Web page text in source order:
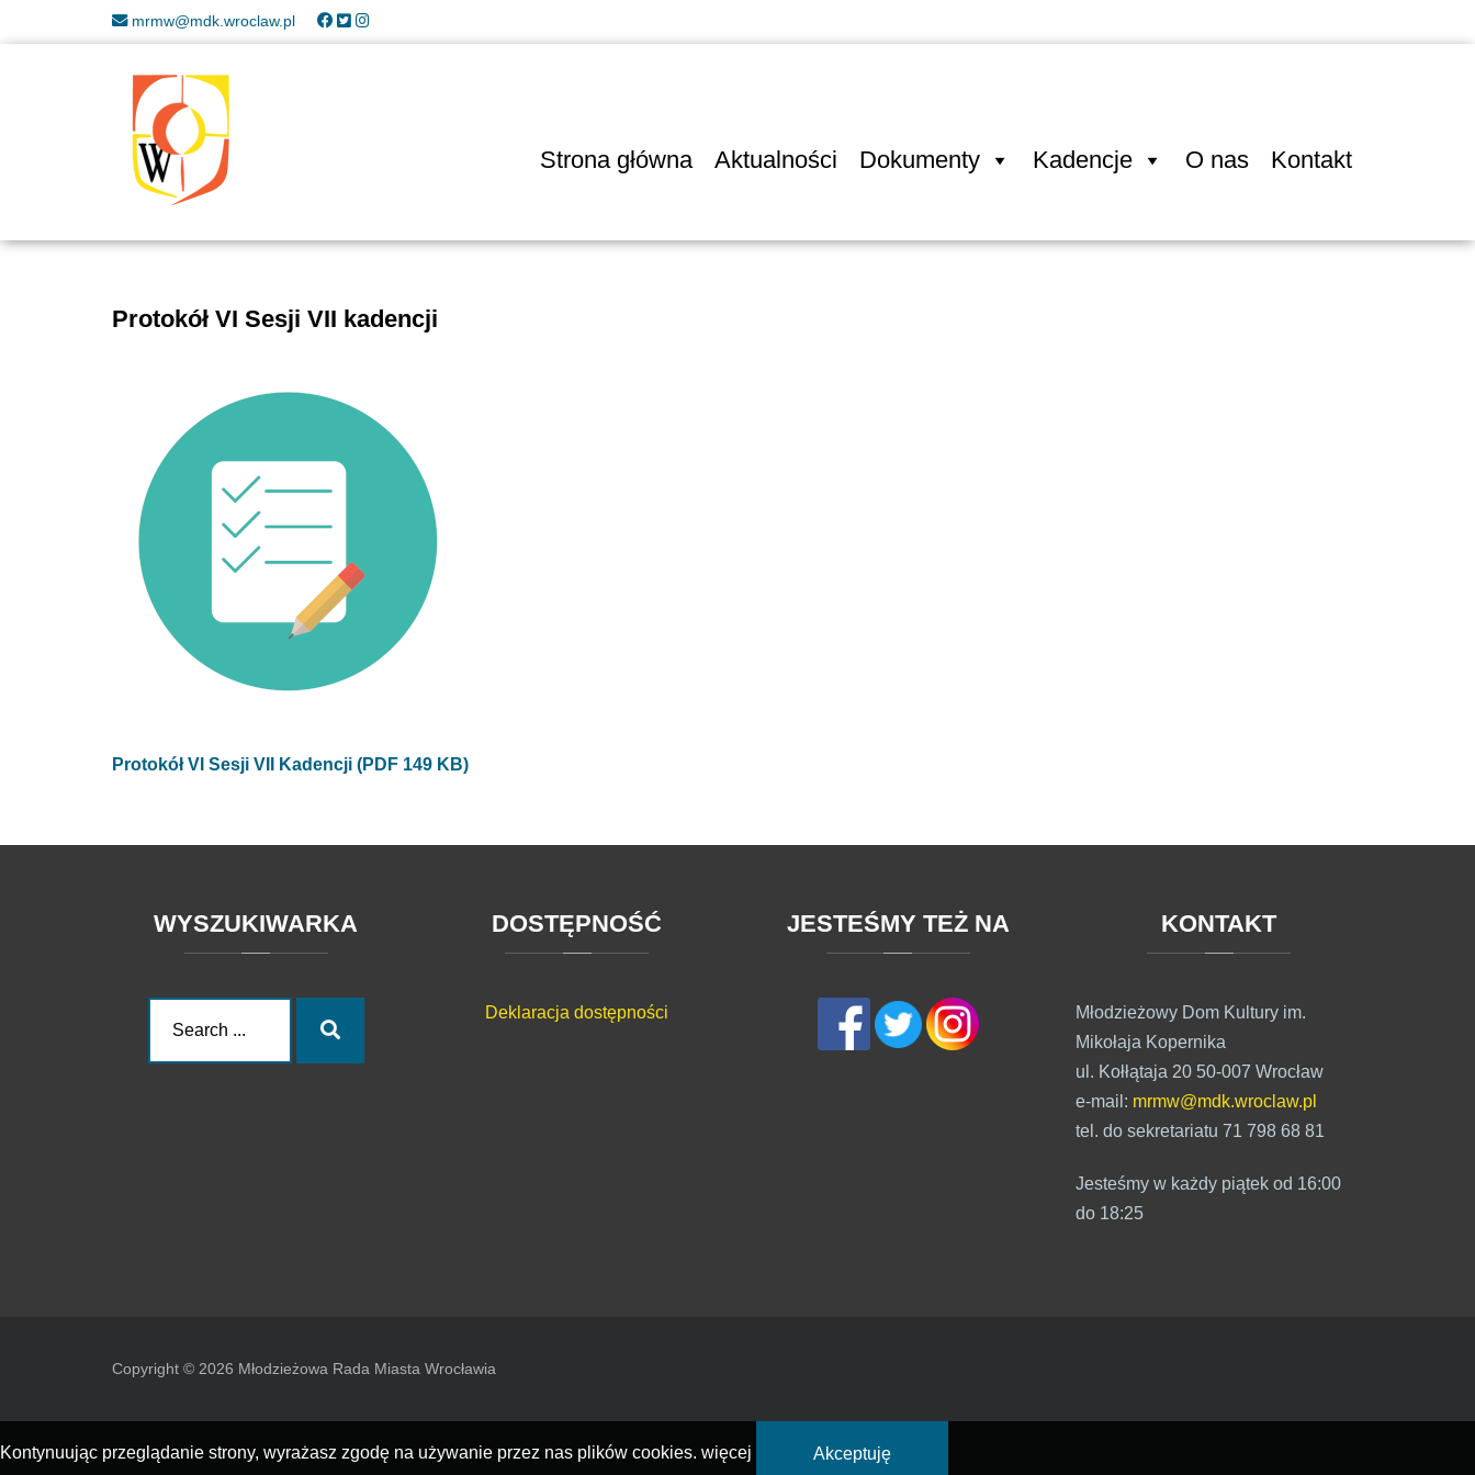
mrmw@mdk.wroclaw.pl
Strona główna Aktualności Dokumenty Kadencje O nas Kontakt
Protokół VI Sesji VII kadencji
Protokół VI Sesji VII Kadencji (PDF 149 KB)
WYSZUKIWARKA
Search
DOSTĘPNOŚĆ
Deklaracja dostępności
JESTEŚMY TEŻ NA KONTAKT
Młodzieżowy Dom Kultury im.
Mikołaja Kopernika
ul. Kołłątaja 20 50-007 Wrocław
e-mail: mrmw@mdk.wroclaw.pl
tel. do sekretariatu 71 798 68 81
Jesteśmy w każdy piątek od 16:00
do 18:25
Copyright © 2026 Młodzieżowa Rada Miasta Wrocławia
Kontynuując przeglądanie strony, wyrażasz zgodę na używanie przez nas plików cookies. więcej Akceptuję